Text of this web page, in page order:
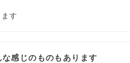
す
感じのものもあります